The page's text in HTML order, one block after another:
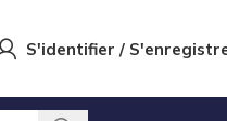
S'identifier /